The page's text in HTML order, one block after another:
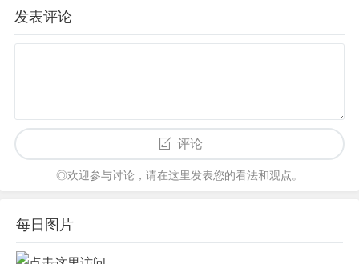
发表评论
评论
◎欢迎参与讨论，请在这里发表您的看法和观点。
每日图片